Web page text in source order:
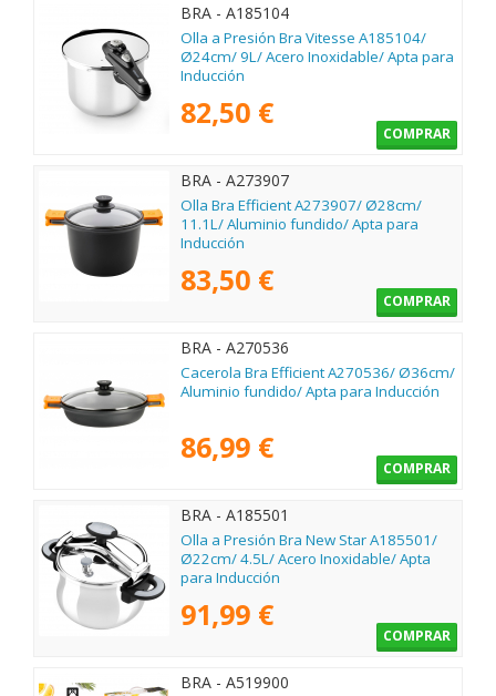
BRA - A185104
Olla a Presión Bra Vitesse A185104/
Ø24cm/ 9L/ Acero Inoxidable/ Apta para
Inducción
82,50 €
COMPRAR
BRA - A273907
Olla Bra Efficient A273907/ Ø28cm/
11.1L/ Aluminio fundido/ Apta para
Inducción
83,50 €
COMPRAR
BRA - A270536
Cacerola Bra Efficient A270536/ Ø36cm/
Aluminio fundido/ Apta para Inducción
86,99 €
COMPRAR
BRA - A185501
Olla a Presión Bra New Star A185501/
Ø22cm/ 4.5L/ Acero Inoxidable/ Apta
para Inducción
91,99 €
COMPRAR
BRA - A519900